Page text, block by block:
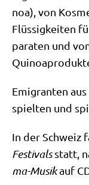
noa), von
Flüs­sig­kei­ten
pa­ra­ten und
Emi­gran­ten
spiel­ten und
In der Schweiz
Festi­valsstatt,
ma-Musikauf